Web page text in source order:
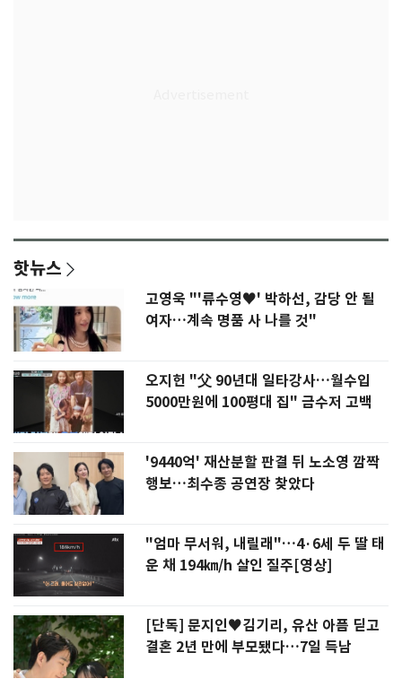
핫뉴스
고영욱 "'류수영♥' 박하선, 감당 안 될
여자…계속 명품 사 나를 것"
오지헌 "父 90년대 일타강사…월수입
5000만원에 100평대 집" 금수저 고백
'9440억' 재산분할 판결 뒤 노소영 깜짝
행보…최수종 공연장 찾았다
"엄마 무서워, 내릴래"…4·6세 두 딸 태
운 채 194㎞/h 살인 질주[영상]
[단독] 문지인♥김기리, 유산 아픔 딛고
결혼 2년 만에 부모됐다…7일 득남